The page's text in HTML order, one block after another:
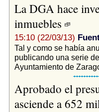
La DGA hace
inmuebles
15:10 (22/03/13)
Tal y como se había
publicando una serie
Ayuntamiento de
Aprobado el
asciende a 652